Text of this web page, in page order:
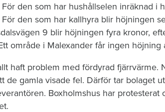
den som har hushållselen inräknad i
den som har kallhyra blir höjningen
9 blir höjningen fyra kronor,
område i Malexander får ingen höjning
haft problem med fördyrad fjärrvärme.
de gamla visade fel. Därför tar bolaget
Boxholmshus har